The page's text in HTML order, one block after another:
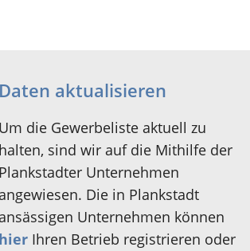
Daten aktualisieren
Um die Gewerbeliste aktuell zu
halten, sind wir auf die Mithilfe der
Plankstadter Unternehmen
angewiesen. Die in Plankstadt
ansässigen Unternehmen können
hier Ihren Betrieb registrieren oder